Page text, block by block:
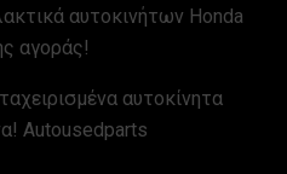
αυτοκινήτων Honda
αγοράς!
αυτοκίνητα
Autousedparts